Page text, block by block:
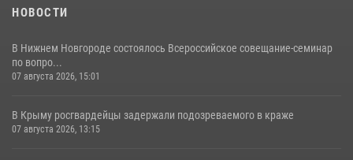
НОВОСТИ
В Нижнем Новгороде состоялось Всероссийское совещание-семинар
по вопро...
07 августа 2026, 15:01
В Крыму росгвардейцы задержали подозреваемого в краже
07 августа 2026, 13:15